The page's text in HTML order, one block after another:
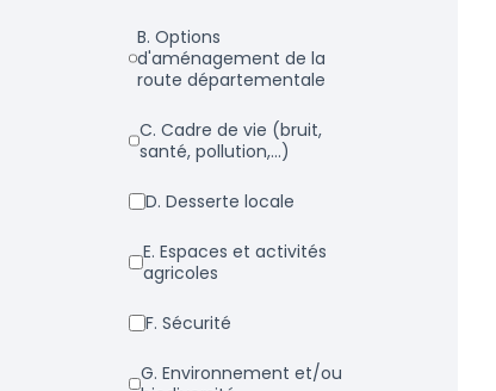
b. Options
d'aménagement de la
route départementale
c. Cadre de vie (bruit,
santé, pollution,...)
d. Desserte locale
e. Espaces et activités
agricoles
f. Sécurité
g. Environnement et/ou